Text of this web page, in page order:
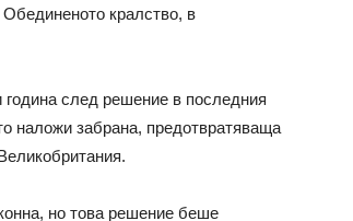
кралство, в
след решение в последния
наложи забрана, предотвратяваща
но това решение беше